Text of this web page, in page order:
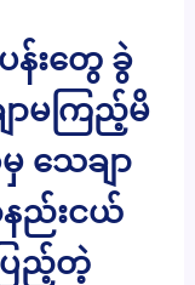
န်းတွေ ခွဲ
ာမကြည့်မိ
သေချာ
ည်းငယ်
ြည့်တဲ့